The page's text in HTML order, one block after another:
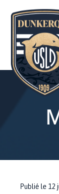
Publié le 12